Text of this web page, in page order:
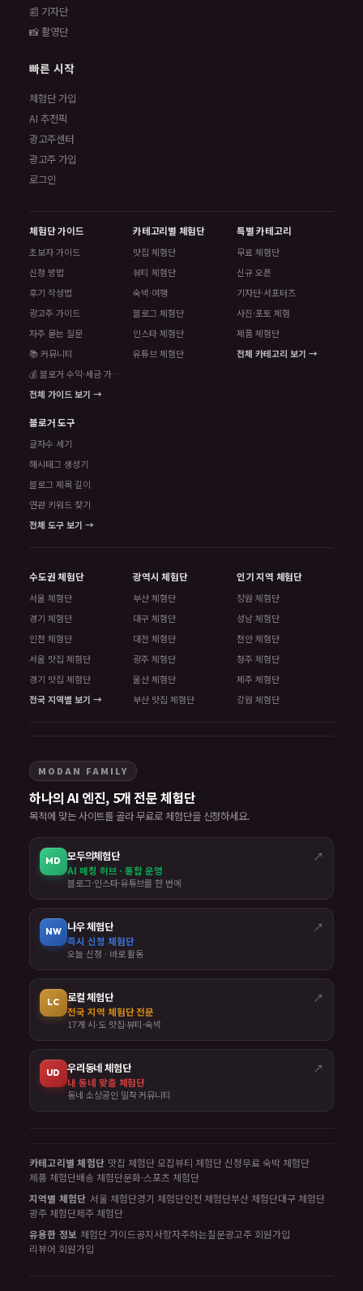
📰 기자단
📸 촬영단
빠른 시작
체험단 가입
AI 추천픽
광고주센터
광고주 가입
로그인
체험단 가이드
초보자 가이드
신청 방법
후기 작성법
광고주 가이드
자주 묻는 질문
📚 커뮤니티
💰 블로거 수익·세금 가이드
전체 가이드 보기 →
카테고리별 체험단
맛집 체험단
뷰티 체험단
숙박·여행
블로그 체험단
인스타 체험단
유튜브 체험단
특별 카테고리
무료 체험단
신규 오픈
기자단·서포터즈
사진·포토 체험
제품 체험단
전체 카테고리 보기 →
블로거 도구
글자수 세기
해시태그 생성기
블로그 제목 길이
연관 키워드 찾기
전체 도구 보기 →
수도권 체험단
서울 체험단
경기 체험단
인천 체험단
서울 맛집 체험단
경기 맛집 체험단
전국 지역별 보기 →
광역시 체험단
부산 체험단
대구 체험단
대전 체험단
광주 체험단
울산 체험단
부산 맛집 체험단
인기 지역 체험단
창원 체험단
성남 체험단
천안 체험단
청주 체험단
제주 체험단
강원 체험단
MODAN FAMILY
하나의 AI 엔진, 5개 전문 체험단
목적에 맞는 사이트를 골라 무료로 체험단을 신청하세요.
MD 모두의체험단 ↗
AI 매칭 허브 · 통합 운영
블로그·인스타·유튜브를 한 번에
NW 나우 체험단 ↗
즉시 신청 체험단
오늘 신청 · 바로 활동
LC 로컬 체험단 ↗
전국 지역 체험단 전문
17개 시·도 맛집·뷰티·숙박
UD 우리동네 체험단 ↗
내 동네 맞춤 체험단
동네 소상공인 밀착 커뮤니티
카테고리별 체험단 맛집 체험단 모집뷰티 체험단 신청무료 숙박 체험단
제품 체험단배송 체험단문화·스포츠 체험단
지역별 체험단 서울 체험단경기 체험단인천 체험단부산 체험단대구 체험단
광주 체험단제주 체험단
유용한 정보 체험단 가이드공지사항자주하는질문광고주 회원가입
리뷰어 회원가입